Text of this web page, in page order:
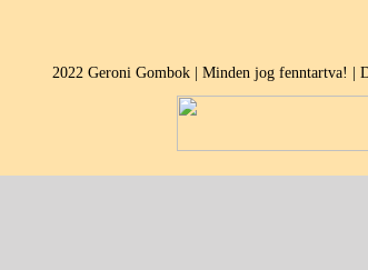
2022 Geroni Gombok | Minden jog fenntartva! |